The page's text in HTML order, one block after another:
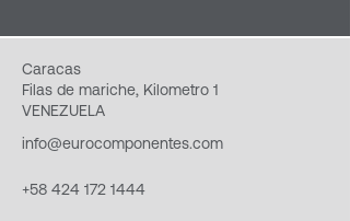
Caracas
Filas de mariche, Kilometro 1
VENEZUELA
info@eurocomponentes.com
+58 424 172 1444